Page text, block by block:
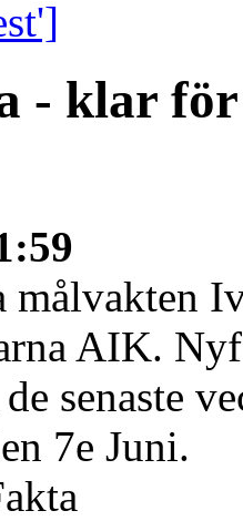
- klar
målvakten
AIK.
senaste
7e Juni.